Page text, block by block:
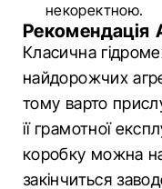
некоректною.
Рекомендація
Класична
найдорожчих
тому варто
її грамотної
коробку можна
закінчиться